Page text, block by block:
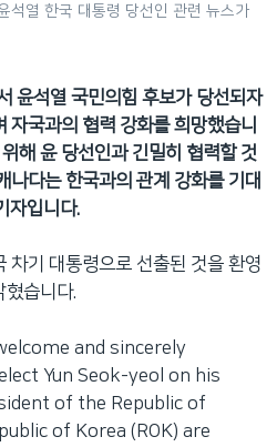
석열 한국 대통령 당선인 관련 뉴스가
윤석열 국민의힘 후보가 당선되자
자국과의 협력 강화를 희망했습니
해 윤 당선인과 긴밀히 협력할 것
나다는 한국과의 관계 강화를 기대
자입니다.
차기 대통령으로 선출된 것을 환영
혔습니다.
and sincerely
Yun Seok-yeol on his
of the Republic of
of Korea (ROK) are